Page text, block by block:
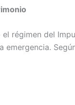
régimen del